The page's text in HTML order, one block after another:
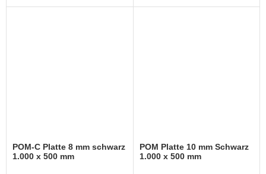
POM-C Platte 8 mm schwarz
1.000 x 500 mm
POM Platte 10 mm Schwarz
1.000 x 500 mm